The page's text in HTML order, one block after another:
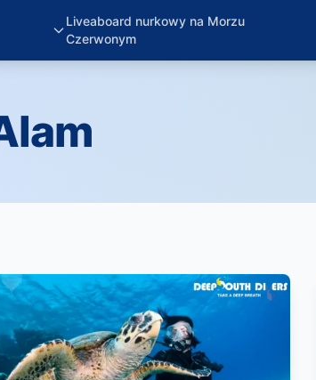
Liveaboard nurkowy na Morzu
Czerwonym